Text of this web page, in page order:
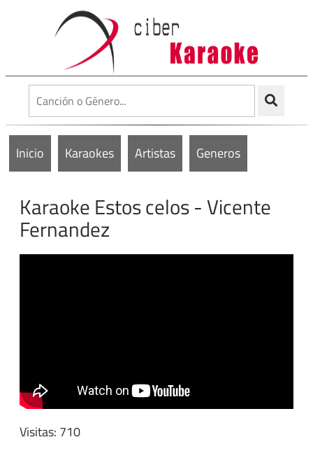
Inicio Karaokes Artistas Generos
Karaoke Estos celos - Vicente
Fernandez
Visitas: 710